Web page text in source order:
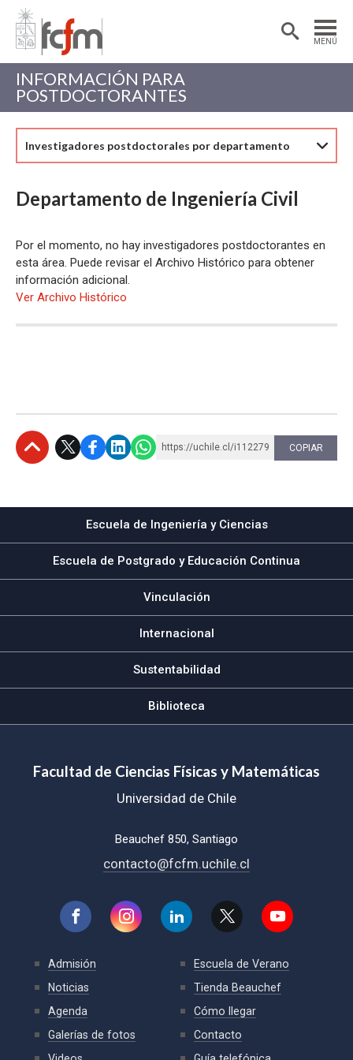
MENÚ
Estudiantes
Académicas/os
INFORMACIÓN PARA
POSTDOCTORANTES
Investigadores postdoctorales por departamento
Departamento de Ingeniería Civil
Por el momento, no hay investigadores postdoctorantes en
esta área. Puede revisar el Archivo Histórico para obtener
información adicional.
Ver Archivo Histórico
https://uchile.cl/i112279 COPIAR
Escuela de Ingeniería y Ciencias
Escuela de Postgrado y Educación Continua
Vinculación
Internacional
Sustentabilidad
Biblioteca
Facultad de Ciencias Físicas y Matemáticas
Universidad de Chile
Beauchef 850, Santiago
contacto@fcfm.uchile.cl
Admisión
Noticias
Agenda
Galerías de fotos
Escuela de Verano
Tienda Beauchef
Cómo llegar
Contacto